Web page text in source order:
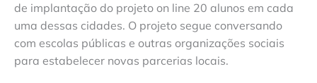
de implantação do projeto on line 20 alunos em cada
uma dessas cidades. O projeto segue conversando
com escolas públicas e outras organizações sociais
para estabelecer novas parcerias locais.